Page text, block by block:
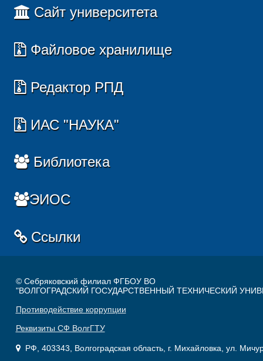
Сайт университета
Файловое хранилище
Редактор РПД
ИАС "НАУКА"
Библиотека
ЭИОС
Ссылки
© Себряковский филиал ФГБОУ ВО
"ВОЛГОГРАДСКИЙ ГОСУДАРСТВЕННЫЙ ТЕХНИЧЕСКИЙ
Противодействие коррупции
Реквизиты СФ ВолгГТУ
РФ, 403343, Волгоградская область, г. Михайловка, ул.